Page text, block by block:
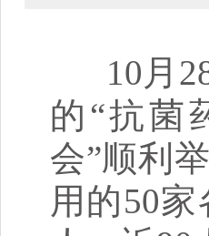
10月28
的“抗菌
会”顺利
用的50